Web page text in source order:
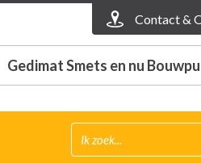
Contact &
Gedimat Smets en nu